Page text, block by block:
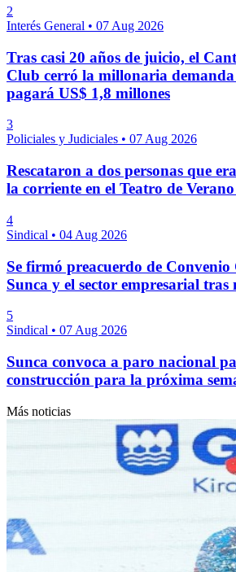
2
Interés General • 07 Aug 2026
Tras casi 20 años de juicio, el
Club cerró la millonaria demanda
pagará US$ 1,8 millones
3
Policiales y Judiciales • 07 Aug 2026
Rescataron a dos personas que
la corriente en el Teatro de
4
Sindical • 04 Aug 2026
Se firmó preacuerdo de Convenio
Sunca y el sector empresarial tras
5
Sindical • 07 Aug 2026
Sunca convoca a paro nacional
construcción para la próxima
Más noticias